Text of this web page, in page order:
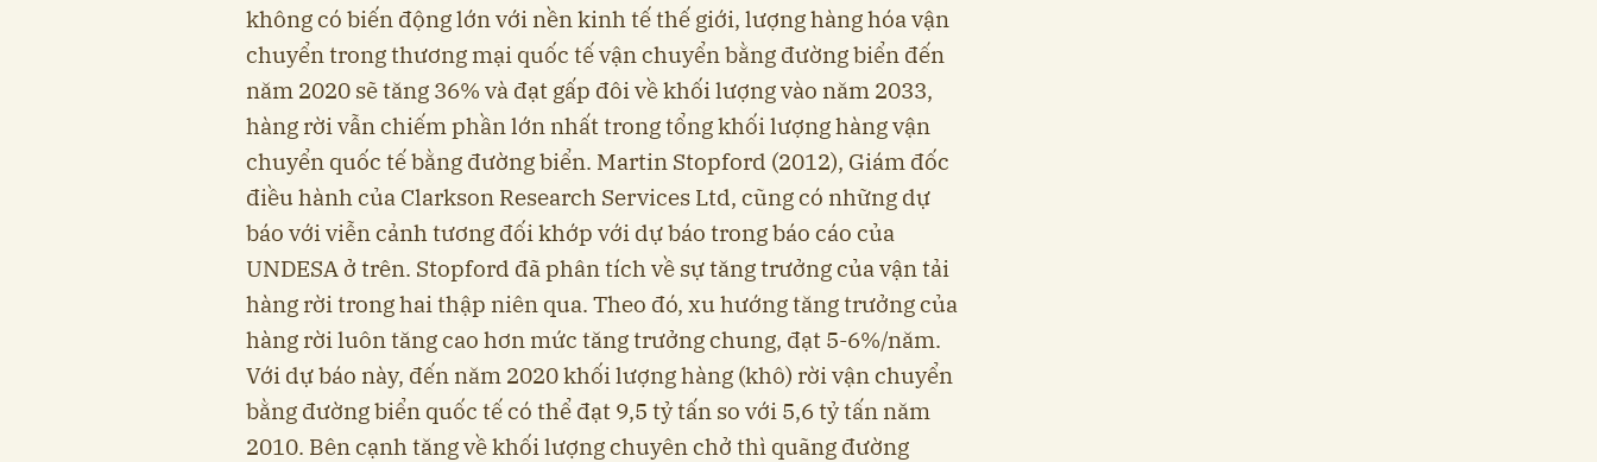
không có biến động lớn với nền kinh tế thế giới, lượng hàng hóa vận
chuyển trong thương mại quốc tế vận chuyển bằng đường biển đến
năm 2020 sẽ tăng 36% và đạt gấp đôi về khối lượng vào năm 2033,
hàng rời vẫn chiếm phần lớn nhất trong tổng khối lượng hàng vận
chuyển quốc tế bằng đường biển. Martin Stopford (2012), Giám đốc
điều hành của Clarkson Research Services Ltd, cũng có những dự
báo với viễn cảnh tương đối khớp với dự báo trong báo cáo của
UNDESA ở trên. Stopford đã phân tích về sự tăng trưởng của vận tải
hàng rời trong hai thập niên qua. Theo đó, xu hướng tăng trưởng của
hàng rời luôn tăng cao hơn mức tăng trưởng chung, đạt 5-6%/năm.
Với dự báo này, đến năm 2020 khối lượng hàng (khô) rời vận chuyển
bằng đường biển quốc tế có thể đạt 9,5 tỷ tấn so với 5,6 tỷ tấn năm
2010. Bên cạnh tăng về khối lượng chuyên chở thì quãng đường